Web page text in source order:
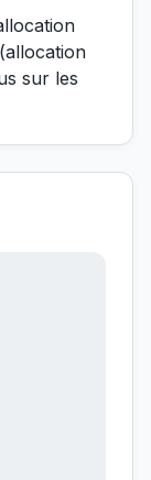
sur les